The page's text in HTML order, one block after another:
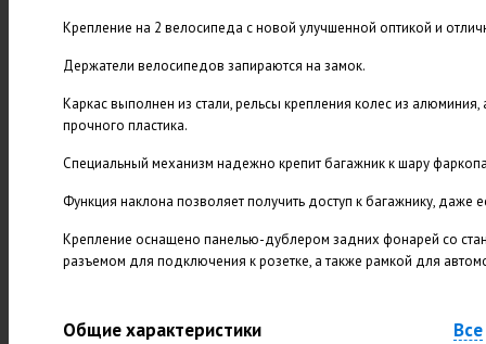
Крепление на 2 велосипеда с новой улучшенной оптикой и
Держатели велосипедов запираются на замок.
Каркас выполнен из стали, рельсы крепления колес из
прочного пластика.
Специальный механизм надежно крепит багажник к шару
Функция наклона позволяет получить доступ к багажнику, даже
Крепление оснащено панелью-дублером задних фонарей со
разъемом для подключения к розетке, а также рамкой для
Общие характеристики Все